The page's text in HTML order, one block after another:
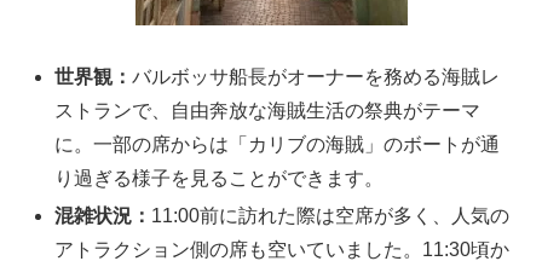
世界観：バルボッサ船長がオーナーを務める海賊レ
ストランで、
自由奔放な海賊生活の祭典がテーマ
に。一部の席からは「カリブの海賊」のボートが通
り過ぎる様子を見ることができます。
混雑状況： 11:00前に訪れた際は空席が多く、人気の
アトラクション側の席も空いていました。11:30頃か